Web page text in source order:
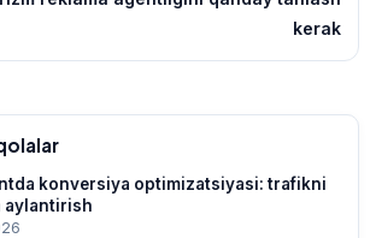
kerak
konversiya optimizatsiyasi: trafikni
aylantirish